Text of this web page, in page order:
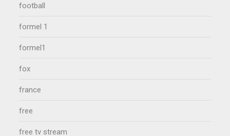
football
formel 1
formel1
fox
france
free
free tv stream